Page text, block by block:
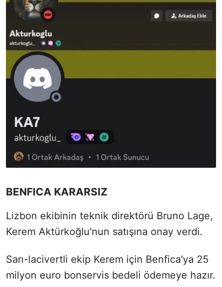
BENFICA KARARSIZ
Lizbon ekibinin teknik direktörü Bruno Lage,
Kerem Aktürkoğlu'nun satışına onay verdi.
Sarı-lacivertli ekip Kerem için Benfica'ya 25
milyon euro bonservis bedeli ödemeye hazır.